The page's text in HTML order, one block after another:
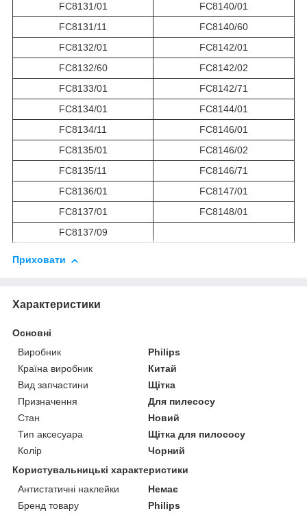
FC8131/01
FC8140/01
FC8131/11
FC8140/60
FC8132/01
FC8142/01
FC8132/60
FC8142/02
FC8133/01
FC8142/71
FC8134/01
FC8144/01
FC8134/11
FC8146/01
FC8135/01
FC8146/02
FC8135/11
FC8146/71
FC8136/01
FC8147/01
FC8137/01
FC8148/01
FC8137/09
Приховати
Характеристики
Основні
Виробник
Philips
Країна виробник
Китай
Вид запчастини
Щітка
Призначення
Для пилесосу
Стан
Новий
Тип аксесуара
Щітка для пилососу
Колір
Чорний
Користувальницькі характеристики
Антистатичні наклейки
Немає
Бренд товару
Philips